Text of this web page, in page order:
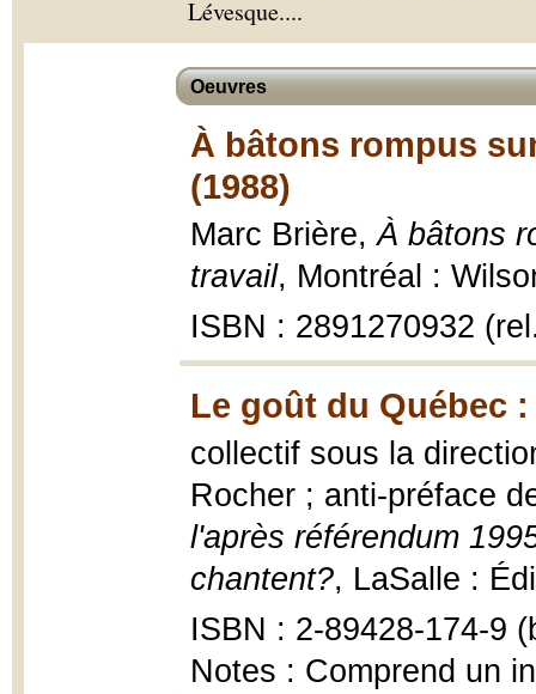
Lévesque....
Oeuvres
À bâtons rompus
(1988)
Marc Brière,À bâtons
travail, Montréal :
ISBN : 2891270932
Le goût du Québec
collectif sous la
Rocher ; anti-préface
l'après référendum
chantent?, LaSalle :
ISBN : 2-89428-174-9
Notes : Comprend un